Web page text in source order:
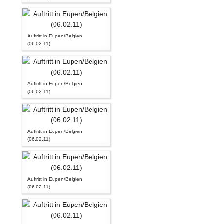
Auftritt in Eupen/Belgien
(06.02.11)
Auftritt in Eupen/Belgien
(06.02.11)
Auftritt in Eupen/Belgien
(06.02.11)
Auftritt in Eupen/Belgien
(06.02.11)